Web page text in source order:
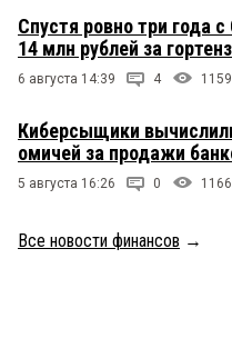
Спустя ровно три года
14 млн рублей за
6 августа 14:39 4 1159
Киберсыщики
омичей за продажи
5 августа 16:26 0 1166
Все новости финансов →